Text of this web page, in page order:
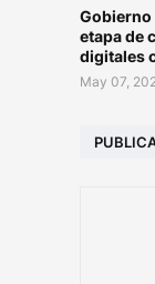
Gobierno
etapa de
digitales
May 07,